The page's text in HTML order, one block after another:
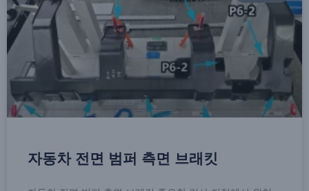
자동차 전면 범퍼 측면 브래킷